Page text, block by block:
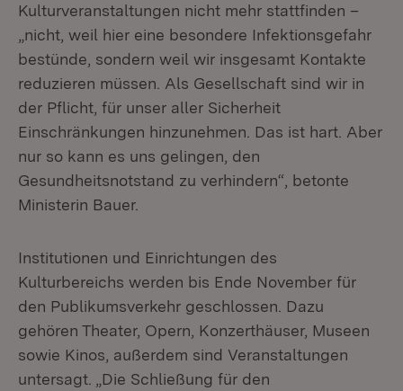
Kulturveranstaltungen nicht mehr stattfinden –
„nicht, weil hier eine besondere Infektionsgefahr
bestünde, sondern weil wir insgesamt Kontakte
reduzieren müssen. Als Gesellschaft sind wir in
der Pflicht, für unser aller Sicherheit
Einschränkungen hinzunehmen. Das ist hart. Aber
nur so kann es uns gelingen, den
Gesundheitsnotstand zu verhindern“, betonte
Ministerin Bauer.
Institutionen und Einrichtungen des
Kulturbereichs werden bis Ende November für
den Publikumsverkehr geschlossen. Dazu
gehören Theater, Opern, Konzerthäuser, Museen
sowie Kinos, außerdem sind Veranstaltungen
untersagt. „Die Schließung für den